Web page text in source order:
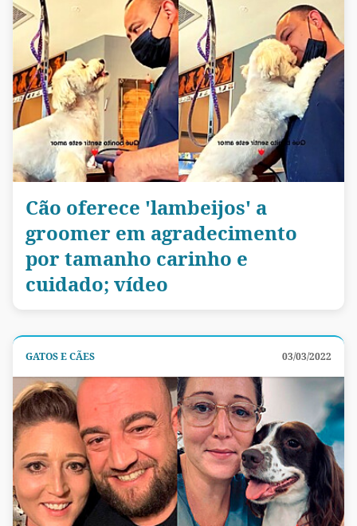
Cão oferece 'lambeijos' a
groomer em agradecimento
por tamanho carinho e
cuidado; vídeo
GATOS E CÃES 03/03/2022